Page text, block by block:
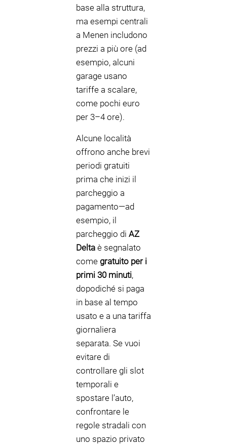
base alla struttura,
ma esempi centrali
a Menen includono
prezzi a più ore (ad
esempio, alcuni
garage usano
tariffe a scalare,
come pochi euro
per 3–4 ore).
Alcune località
offrono anche brevi
periodi gratuiti
prima che inizi il
parcheggio a
pagamento—ad
esempio, il
parcheggio di AZ
Delta è segnalato
come gratuito per i
primi 30 minuti,
dopodiché si paga
in base al tempo
usato e a una tariffa
giornaliera
separata. Se vuoi
evitare di
controllare gli slot
temporali e
spostare l’auto,
confrontare le
regole stradali con
uno spazio privato